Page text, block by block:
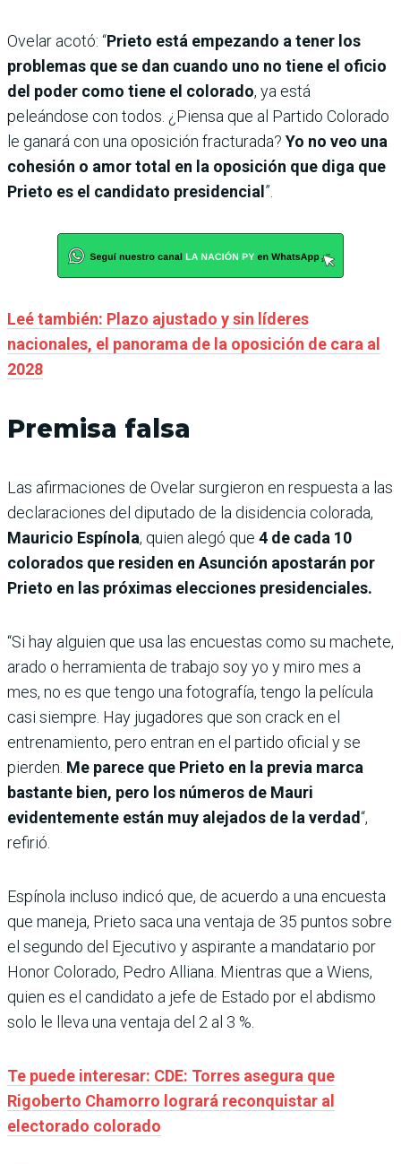
Ovelar acotó: “Prieto está empezando a tener los
problemas que se dan cuando uno no tiene el oficio
del poder como tiene el colorado, ya está
peleándose con todos. ¿Piensa que al Partido Colorado
le ganará con una oposición fracturada? Yo no veo una
cohesión o amor total en la oposición que diga que
Prieto es el candidato presidencial”.
Leé también: Plazo ajustado y sin líderes
nacionales, el panorama de la oposición de cara al
2028
Premisa falsa
Las afirmaciones de Ovelar surgieron en respuesta a las
declaraciones del diputado de la disidencia colorada,
Mauricio Espínola, quien alegó que 4 de cada 10
colorados que residen en Asunción apostarán por
Prieto en las próximas elecciones presidenciales.
“Si hay alguien que usa las encuestas como su machete,
arado o herramienta de trabajo soy yo y miro mes a
mes, no es que tengo una fotografía, tengo la película
casi siempre. Hay jugadores que son crack en el
entrenamiento, pero entran en el partido oficial y se
pierden. Me parece que Prieto en la previa marca
bastante bien, pero los números de Mauri
evidentemente están muy alejados de la verdad“,
refirió.
Espínola incluso indicó que, de acuerdo a una encuesta
que maneja, Prieto saca una ventaja de 35 puntos sobre
el segundo del Ejecutivo y aspirante a mandatario por
Honor Colorado, Pedro Alliana. Mientras que a Wiens,
quien es el candidato a jefe de Estado por el abdismo
solo le lleva una ventaja del 2 al 3 %.
Te puede interesar: CDE: Torres asegura que
Rigoberto Chamorro logrará reconquistar al
electorado colorado